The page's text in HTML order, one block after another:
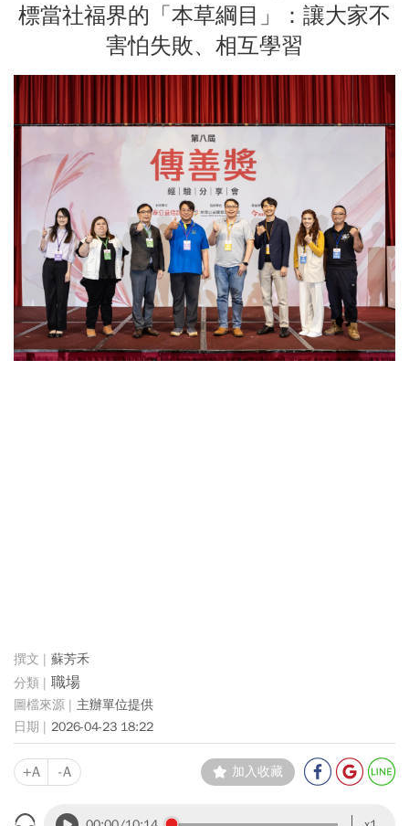
標當社福界的「本草綱目」：讓大家不
害怕失敗、相互學習
蘇芳禾
職場
主辦單位提供
2026-04-23 18:22
+A -A 加入收藏